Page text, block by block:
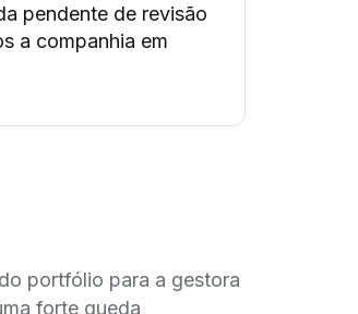
pendente de revisão
a companhia em
portfólio para a gestora
forte queda